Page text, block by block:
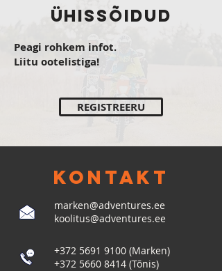
ÜHISSÕIDUD
Peagi rohkem infot.
Liitu ootelistiga!
REGISTREERU
KONTAKT
marken@adventures.ee
koolitus@adventures.ee
+372 5691 9100 (Marken)
+372 5660 8414 (Tõnis)